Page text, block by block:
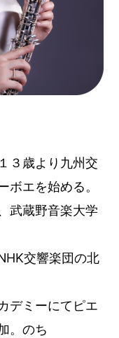
３歳より九州交
ボエを始める。
武蔵野音楽大学
交響楽団の北
デミーにてピエ
。のち